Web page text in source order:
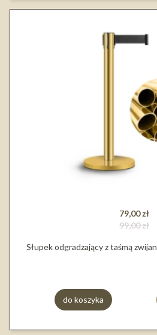
79,00 zł
99,00 zł
Słupek odgradzający z taśmą
do koszyka